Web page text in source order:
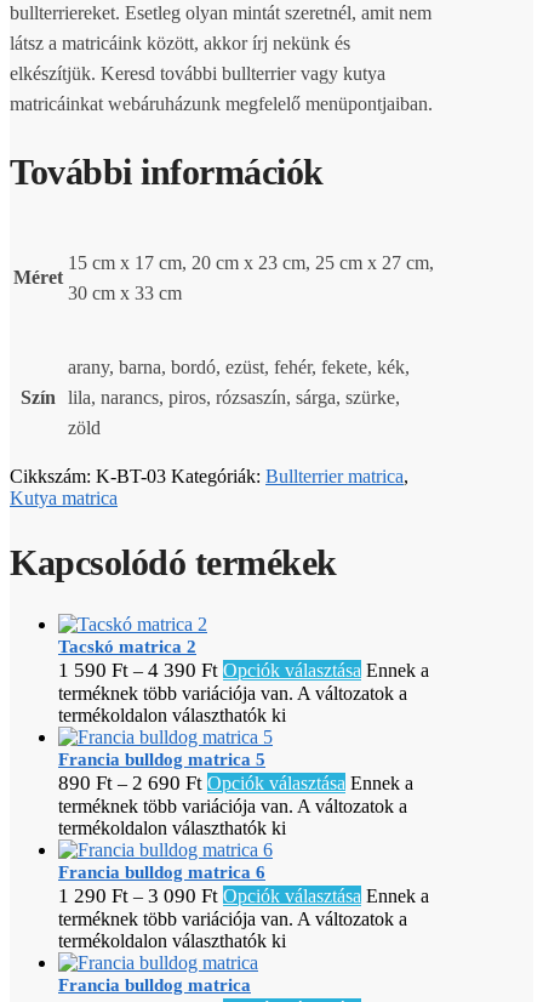
bullterriereket. Esetleg olyan mintát szeretnél, amit nem
látsz a matricáink között, akkor írj nekünk és
elkészítjük. Keresd további bullterrier vagy kutya
matricáinkat webáruházunk megfelelő menüpontjaiban.
További információk
Méret
15 cm x 17 cm, 20 cm x 23 cm, 25 cm x 27 cm,
30 cm x 33 cm
Szín
arany, barna, bordó, ezüst, fehér, fekete, kék,
lila, narancs, piros, rózsaszín, sárga, szürke,
zöld
Cikkszám: K-BT-03 Kategóriák: Bullterrier matrica,
Kutya matrica
Kapcsolódó termékek
Tacskó matrica 2
1 590 Ft – 4 390 Ft Opciók választása Ennek a
terméknek több variációja van. A változatok a
termékoldalon választhatók ki
Francia bulldog matrica 5
890 Ft – 2 690 Ft Opciók választása Ennek a
terméknek több variációja van. A változatok a
termékoldalon választhatók ki
Francia bulldog matrica 6
1 290 Ft – 3 090 Ft Opciók választása Ennek a
terméknek több variációja van. A változatok a
termékoldalon választhatók ki
Francia bulldog matrica